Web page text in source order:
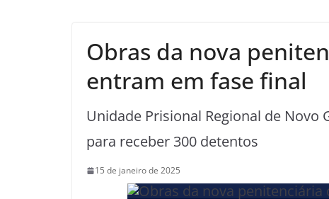
Obras da nova
entram em fase final
Unidade Prisional Regional de Novo
para receber 300 detentos
15 de janeiro de 2025